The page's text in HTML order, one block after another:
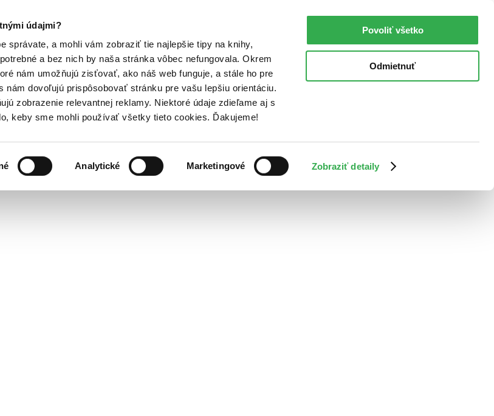
údajmi?
správate, a mohli vám zobraziť tie najlepšie tipy na knihy,
a bez nich by naša stránka vôbec nefungovala. Okrem
nám umožňujú zisťovať, ako náš web funguje, a stále ho pre
dovoľujú prispôsobovať stránku pre vašu lepšiu orientáciu.
zobrazenie relevantnej reklamy. Niektoré údaje zdieľame aj s
keby sme mohli používať všetky tieto cookies. Ďakujeme!
Analytické Marketingové Zobraziť detaily
Povoliť všetko
Odmietnuť